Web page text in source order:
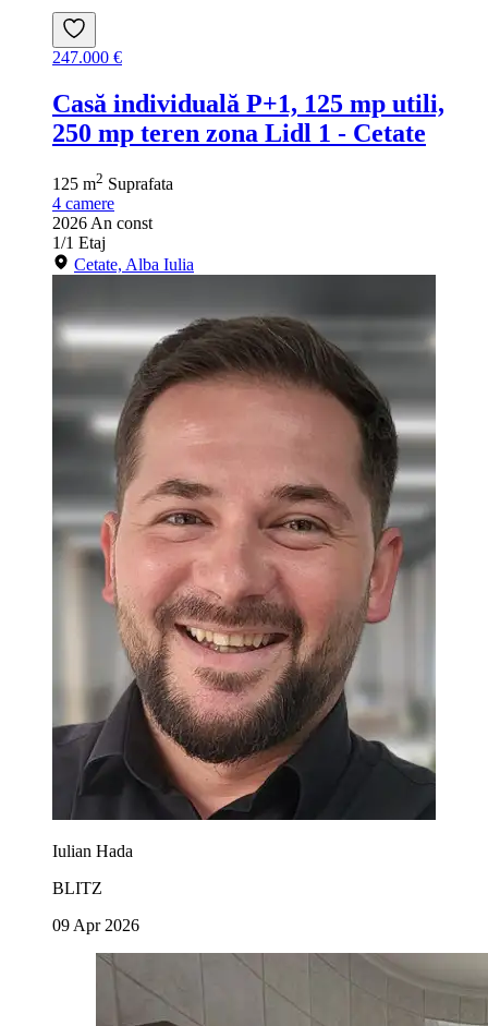
247.000 €
Casă individuală P+1, 125 mp utili,
250 mp teren zona Lidl 1 - Cetate
125 m2 Suprafata
4 camere
2026 An const
1/1 Etaj
Cetate, Alba Iulia
Iulian Hada
BLITZ
09 Apr 2026